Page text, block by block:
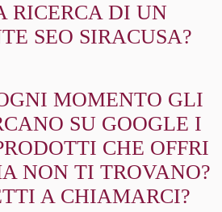
RICERCA DI UN
SEO SIRACUSA?
MOMENTO GLI
SU GOOGLE I
CHE OFFRI
NON TI TROVANO?
A CHIAMARCI?